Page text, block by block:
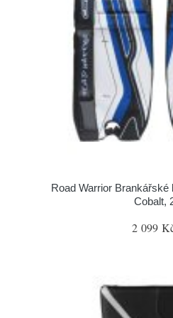
Road Warrior Brankářské
Cobalt,
2 099